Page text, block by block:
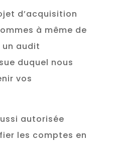
d’acquisition
à même de
audit
duquel nous
vos
autorisée
les comptes en